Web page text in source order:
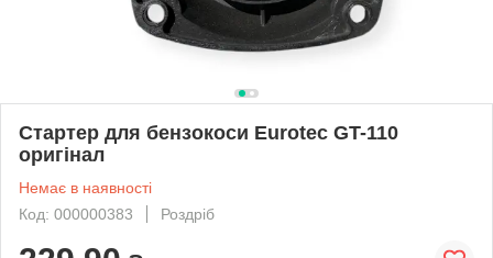
Стартер для бензокоси Eurotec GT-110
оригінал
Немає в наявності
Код: 000000383
Роздріб